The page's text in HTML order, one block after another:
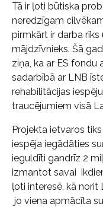
Tā ir ļoti būtiska
neredzīgam
pirmkārt ir darba
mājdzīvnieks. Šā
ziņa, ka ar ES fondu
sadarbībā ar LNB
rehabilitācijas
traucējumiem visā
Projekta ietvaros
iespēja iegādāties
ieguldīti gandrīz 2
izmantot savai
ļoti interesē, kā norit
jo viena apmācīta